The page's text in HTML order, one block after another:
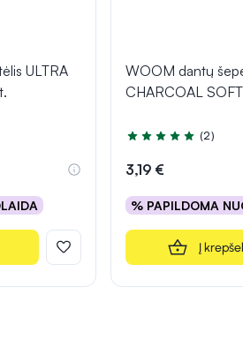
ULTRA
WOOM dantų
CHARCOAL
Įvertinimas 5.0 iš 5
(2)
3,19 €
% PAPILDOMA
Į